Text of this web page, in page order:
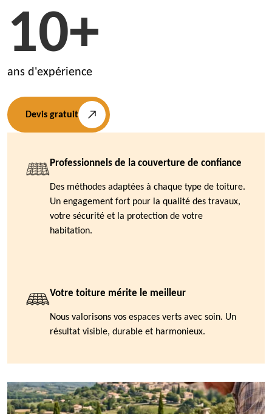
10+
ans d'expérience
Devis gratuit
Professionnels de la couverture de confiance
Des méthodes adaptées à chaque type de toiture.
Un engagement fort pour la qualité des travaux,
votre sécurité et la protection de votre
habitation.
Votre toiture mérite le meilleur
Nous valorisons vos espaces verts avec soin. Un
résultat visible, durable et harmonieux.